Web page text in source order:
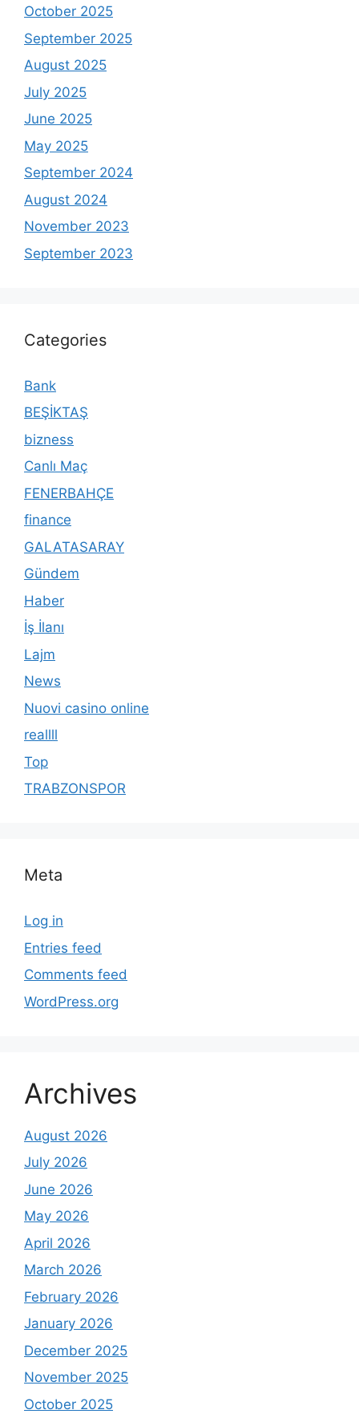
October 2025
September 2025
August 2025
July 2025
June 2025
May 2025
September 2024
August 2024
November 2023
September 2023
Categories
Bank
BEŞİKTAŞ
bizness
Canlı Maç
FENERBAHÇE
finance
GALATASARAY
Gündem
Haber
İş İlanı
Lajm
News
Nuovi casino online
reallll
Top
TRABZONSPOR
Meta
Log in
Entries feed
Comments feed
WordPress.org
Archives
August 2026
July 2026
June 2026
May 2026
April 2026
March 2026
February 2026
January 2026
December 2025
November 2025
October 2025